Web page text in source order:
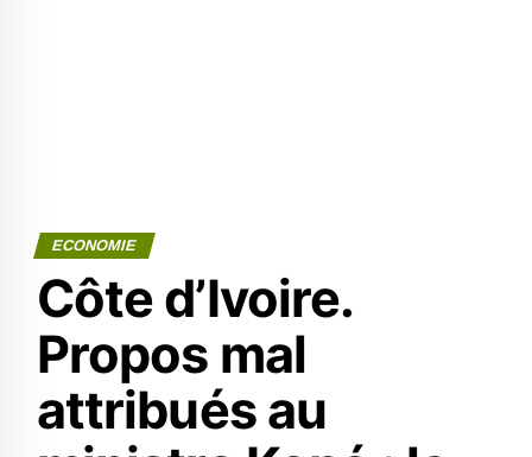
ECONOMIE
Côte d’Ivoire.
Propos mal
attribués au